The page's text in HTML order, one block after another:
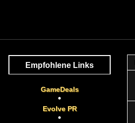
Empfohlene Links
GameDeals
Evolve PR